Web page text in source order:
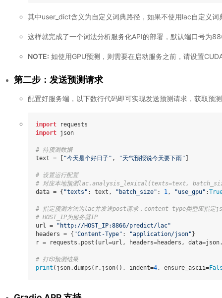
其中user_dict含义为自定义词典路径，如果不使用lac自定义词
这样就完成了一个词法分析服务化API的部署，默认端口号为
NOTE: 如使用GPU预测，则需要在启动服务之前，请设置
第二步：发送预测请求
配置好服务端，以下数行代码即可实现发送预测请求，获取预
import
import json
# 待预测数据
text = [
"今天是个好日子" , "天气预报说今天要下雨"
# 设置运行配置
# 对应本地预测lac.analysis_lexical(texts=text,
data = { "texts" : text, "batch_size" : 1, "use_gpu" :
# 指定预测方法为lac并发送post请求，content-type类型应指定
# HOST_IP为服务器IP
url =
"http://HOST_IP:8866/predict/lac"
headers = { "Content-Type" : "application/json" }
r = requests.post(url=url, headers=headers,
# 打印预测结果
print (json.dumps(r.json(), indent=4, ensure_ascii=